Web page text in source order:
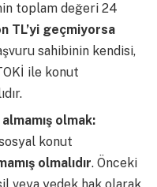
toplam değeri 24
TL’yi geçmiyorsa
sahibinin kendisi,
ile konut
olmak:
konut
olmalıdır. Önceki